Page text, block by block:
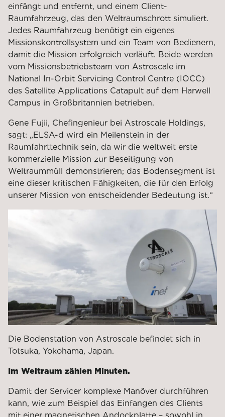
einfängt und entfernt, und einem Client-
Raumfahrzeug, das den Weltraumschrott simuliert.
Jedes Raumfahrzeug benötigt ein eigenes
Missionskontrollsystem und ein Team von Bedienern,
damit die Mission erfolgreich verläuft. Beide werden
vom Missionsbetriebsteam von Astroscale im
National In-Orbit Servicing Control Centre (IOCC)
des Satellite Applications Catapult auf dem Harwell
Campus in Großbritannien betrieben.
Gene Fujii, Chefingenieur bei Astroscale Holdings,
sagt: „ELSA-d wird ein Meilenstein in der
Raumfahrttechnik sein, da wir die weltweit erste
kommerzielle Mission zur Beseitigung von
Weltraummüll demonstrieren; das Bodensegment ist
eine dieser kritischen Fähigkeiten, die für den Erfolg
unserer Mission von entscheidender Bedeutung ist.“
Die Bodenstation von Astroscale befindet sich in
Totsuka, Yokohama, Japan.
Im Weltraum zählen Minuten.
Damit der Servicer komplexe Manöver durchführen
kann, wie zum Beispiel das Einfangen des Clients
mit einer magnetischen Andockplatte – sowohl in